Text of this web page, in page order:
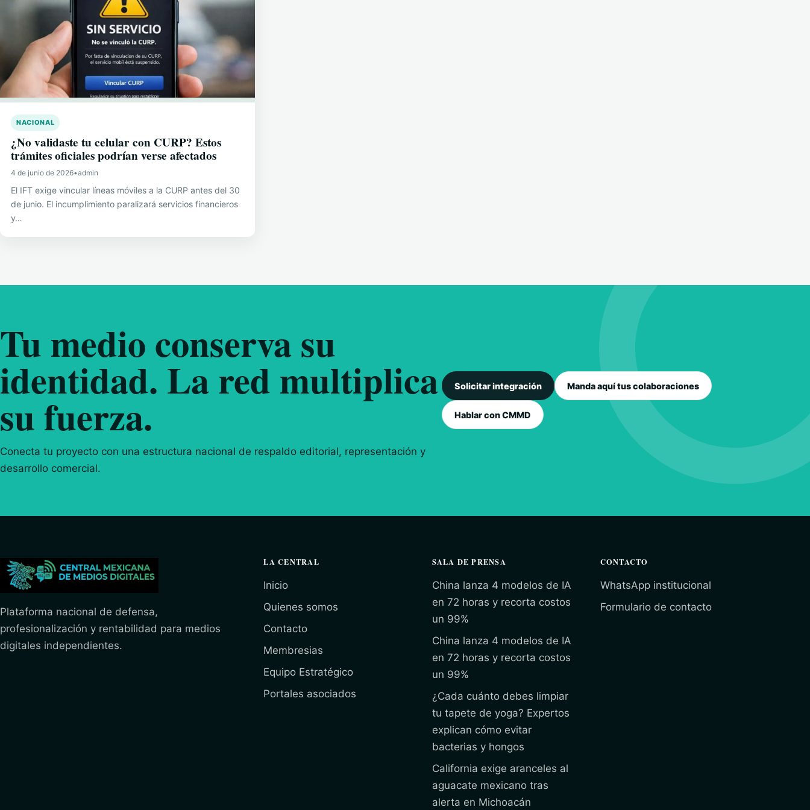
NACIONAL
¿No validaste tu celular con CURP? Estos
trámites oficiales podrían verse afectados
4 de junio de 2026•admin
El IFT exige vincular líneas móviles a la CURP antes del 30
de junio. El incumplimiento paralizará servicios financieros
y…
Tu medio conserva su
identidad. La red multiplica
su fuerza.
Conecta tu proyecto con una estructura nacional de respaldo editorial, representación y
desarrollo comercial.
Solicitar integración Manda aquí tus colaboraciones
Hablar con CMMD
Plataforma nacional de defensa,
profesionalización y rentabilidad para medios
digitales independientes.
LA CENTRAL
Inicio
Quienes somos
Contacto
Membresias
Equipo Estratégico
Portales asociados
SALA DE PRENSA
China lanza 4 modelos de IA
en 72 horas y recorta costos
un 99%
China lanza 4 modelos de IA
en 72 horas y recorta costos
un 99%
¿Cada cuánto debes limpiar
tu tapete de yoga? Expertos
explican cómo evitar
bacterias y hongos
California exige aranceles al
aguacate mexicano tras
alerta en Michoacán
CONTACTO
WhatsApp institucional
Formulario de contacto